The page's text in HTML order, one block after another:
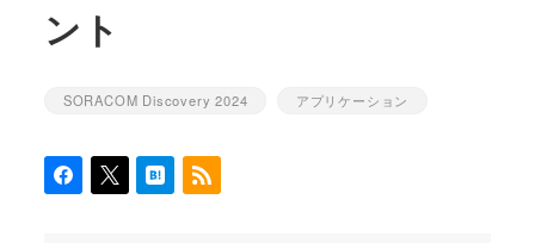
ント
カテゴリー
SORACOM Discovery 2024 カテゴリー
アプリケーション